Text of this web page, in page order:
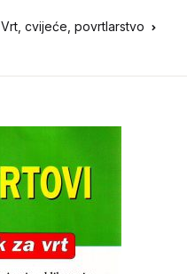
Vrt, cvijeće, povrtlarstvo